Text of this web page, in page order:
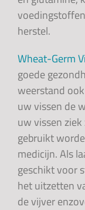
herstel.
Wheat-Germ
goede
weerstand
uw vissen de
uw vissen
gebruikt
medicijn. Als
geschikt voor
het uitzetten
de vijver